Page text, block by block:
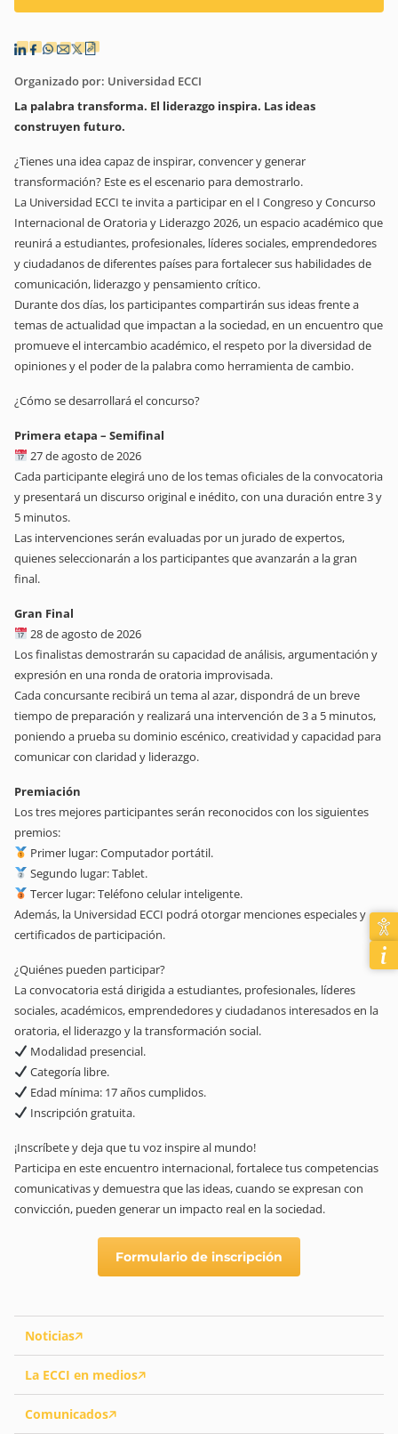
Noticias
La ECCI en medios
Comunicados
Organizado por: Universidad ECCI
La palabra transforma. El liderazgo inspira. Las ideas
construyen futuro.
¿Tienes una idea capaz de inspirar, convencer y generar
transformación? Este es el escenario para demostrarlo.
La Universidad ECCI te invita a participar en el I Congreso y Concurso
Internacional de Oratoria y Liderazgo 2026, un espacio académico que
reunirá a estudiantes, profesionales, líderes sociales, emprendedores
y ciudadanos de diferentes países para fortalecer sus habilidades de
comunicación, liderazgo y pensamiento crítico.
Durante dos días, los participantes compartirán sus ideas frente a
temas de actualidad que impactan a la sociedad, en un encuentro que
promueve el intercambio académico, el respeto por la diversidad de
opiniones y el poder de la palabra como herramienta de cambio.
¿Cómo se desarrollará el concurso?
Primera etapa – Semifinal
27 de agosto de 2026
Cada participante elegirá uno de los temas oficiales de la convocatoria
y presentará un discurso original e inédito, con una duración entre 3 y
5 minutos.
Las intervenciones serán evaluadas por un jurado de expertos,
quienes seleccionarán a los participantes que avanzarán a la gran
final.
Gran Final
28 de agosto de 2026
Los finalistas demostrarán su capacidad de análisis, argumentación y
expresión en una ronda de oratoria improvisada.
Cada concursante recibirá un tema al azar, dispondrá de un breve
tiempo de preparación y realizará una intervención de 3 a 5 minutos,
poniendo a prueba su dominio escénico, creatividad y capacidad para
comunicar con claridad y liderazgo.
Premiación
Los tres mejores participantes serán reconocidos con los siguientes
premios:
Primer lugar: Computador portátil.
Segundo lugar: Tablet.
Tercer lugar: Teléfono celular inteligente.
Además, la Universidad ECCI podrá otorgar menciones especiales y
certificados de participación.
¿Quiénes pueden participar?
La convocatoria está dirigida a estudiantes, profesionales, líderes
sociales, académicos, emprendedores y ciudadanos interesados en la
oratoria, el liderazgo y la transformación social.
Modalidad presencial.
Categoría libre.
Edad mínima: 17 años cumplidos.
Inscripción gratuita.
¡Inscríbete y deja que tu voz inspire al mundo!
Participa en este encuentro internacional, fortalece tus competencias
comunicativas y demuestra que las ideas, cuando se expresan con
convicción, pueden generar un impacto real en la sociedad.
Formulario de inscripción